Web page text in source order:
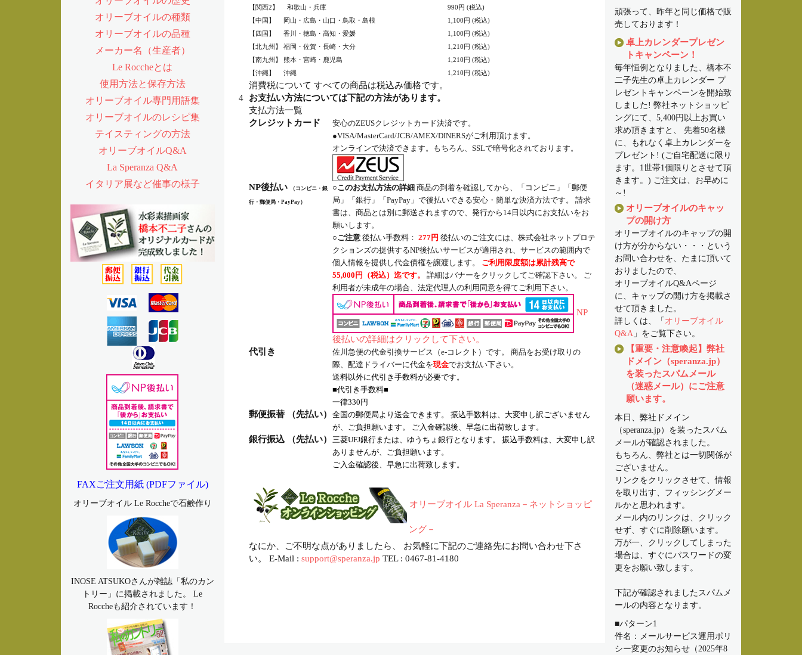
【関西2】 和歌山・兵庫
990円 (税込)
【中国】 岡山・広島・山口・鳥取・島根
1,100円 (税込)
【四国】 香川・徳島・高知・愛媛
1,100円 (税込)
【北九州】 福岡・佐賀・長崎・大分
1,210円 (税込)
【南九州】 熊本・宮崎・鹿児島
1,210円 (税込)
【沖縄】 沖縄
1,210円 (税込)
消費税について すべての商品は税込み価格です。
4
お支払い方法については下記の方法があります。
支払方法一覧
クレジットカード
安心のZEUSクレジットカード決済です。
●VISA/MasterCard/JCB/AMEX/DINERSがご利用頂けます。
オンラインで決済できます。もちろん、SSLで暗号化されております。
NP後払い （コンビニ・銀
行・郵便局・PayPay）
○このお支払方法の詳細商品の到着を確認してから、「コンビニ」「郵便
局」「銀行」「PayPay」で後払いできる安心・簡単な決済方法です。 請求
書は、商品とは別に郵送されますので、発行から14日以内にお支払いをお
願いします。
○ご注意後払い手数料： 277円 後払いのご注文には、株式会社ネットプロテ
クションズの提供するNP後払いサービスが適用され、サービスの範囲内で
個人情報を提供し代金債権を譲渡します。 ご利用限度額は累計残高で
55,000円（税込）迄です。
詳細はバナーをクリックしてご確認下さい。 ご
利用者が未成年の場合、法定代理人の利用同意を得てご利用下さい。
NP
後払いの詳細はクリックして下さい。
代引き
佐川急便の代金引換サービス（e-コレクト）です。 商品をお受け取りの
際、配達ドライバーに代金を現金でお支払い下さい。
送料以外に代引き手数料が必要です。
■代引き手数料■
一律330円
郵便振替 （先払い） 全国の郵便局より送金できます。 振込手数料は、大変申し訳ございません
が、ご負担願います。 ご入金確認後、早急に出荷致します。
銀行振込 （先払い）
三菱UFJ銀行または、ゆうちょ銀行となります。 振込手数料は、大変申し訳
ありませんが、ご負担願います。
ご入金確認後、早急に出荷致します。
オリーブオイル La Speranza－ネットショッピ
ング－
なにか、ご不明な点がありましたら、 お気軽に下記のご連絡先にお問い合わせ下さ
い。 E-Mail : support@speranza.jp TEL : 0467-81-4180
オリーブオイルの種類
オリーブオイルの品種
メーカー名（生産者）
Le Roccheとは
使用方法と保存方法
オリーブオイル専門用語集
オリーブオイルのレシピ集
テイスティングの方法
オリーブオイルQ&A
La Speranza Q&A
イタリア展など催事の様子
FAXご注文用紙 (PDFファイル)
オリーブオイル Le Roccheで石鹸作り
INOSE ATSUKOさんが雑誌「私のカン
トリー」に掲載されました。 Le
Roccheも紹介されています！
頑張って、昨年と同じ価格で販
売しております！
卓上カレンダープレゼン
トキャンペーン！
毎年恒例となりました、橋本不
二子先生の卓上カレンダー プ
レゼントキャンペーンを開始致
しました! 弊社ネットショッピ
ングにて、5,400円以上お買い
求め頂きますと、 先着50名様
に、もれなく卓上カレンダーを
プレゼント! (ご自宅配送に限り
ます。1世帯1個限りとさせて頂
きます。) ご注文は、お早めに
～!
オリーブオイルのキャッ
プの開け方
オリーブオイルのキャップの開
け方が分からない・・・という
お問い合わせを、たまに頂いて
おりましたので、
オリーブオイルQ&Aページ
に、キャップの開け方を掲載さ
せて頂きました。
詳しくは、「 オリーブオイル
Q&A 」をご覧下さい。
【重要・注意喚起】弊社
ドメイン（speranza.jp）
を装ったスパムメール
（迷惑メール）にご注意
願います。
本日、弊社ドメイン
（speranza.jp）を装ったスパム
メールが確認されました。
もちろん、弊社とは一切関係が
ございません。
リンクをクリックさせて、情報
を取り出す、フィッシングメー
ルかと思われます。
メール内のリンクは、クリック
せず、すぐに削除願います。
万が一、クリックしてしまった
場合は、すぐにパスワードの変
更をお願い致します。
下記が確認されましたスパムメ
ールの内容となります。
■パターン1
件名：メールサービス運用ポリ
シー変更のお知らせ（2025年8